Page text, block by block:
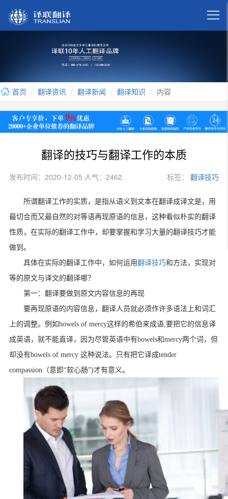

首页 翻译资讯 翻译新闻 翻译知识 内容
翻译的技巧与翻译工作的本质
发布时间：2020-12-05 人气：2462 标签： 翻译技巧
所谓翻译工作的实质，是指从语义到文本在翻译成译文是，用
最切合而又最自然的对等语再现原语的信息，这种看似朴实的翻译
性质，在实际的翻译工作中，却要掌握和学习大量的翻译技巧才能
做到。
具体在实际的翻译工作中，如何运用翻译技巧和方法，实现对
等的原文与译文的翻译哪？
第一：翻译要做到原文内容信息的再现
要再现原语的内容信息，翻译人员就必须作许多语法上和词汇
上的调整。例如bowels of mercy这样的希伯来成语,要把它的信息译
成英语，就不能直译，因为尽管英语中有bowels和mercy两个词，但
却没有bowels of mercy 这种说法。只有把它译成tender
compassion（意即“软心肠”)才有意义。